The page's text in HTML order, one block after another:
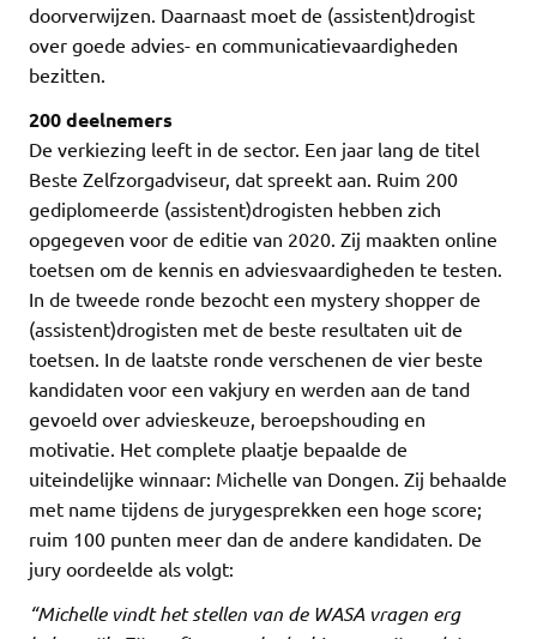
doorverwijzen. Daarnaast moet de (assistent)drogist
over goede advies- en communicatievaardigheden
bezitten.
200 deelnemers
De verkiezing leeft in de sector. Een jaar lang de titel
Beste Zelfzorgadviseur, dat spreekt aan. Ruim 200
gediplomeerde (assistent)drogisten hebben zich
opgegeven voor de editie van 2020. Zij maakten online
toetsen om de kennis en adviesvaardigheden te testen.
In de tweede ronde bezocht een mystery shopper de
(assistent)drogisten met de beste resultaten uit de
toetsen. In de laatste ronde verschenen de vier beste
kandidaten voor een vakjury en werden aan de tand
gevoeld over advieskeuze, beroepshouding en
motivatie. Het complete plaatje bepaalde de
uiteindelijke winnaar: Michelle van Dongen. Zij behaalde
met name tijdens de jurygesprekken een hoge score;
ruim 100 punten meer dan de andere kandidaten. De
jury oordeelde als volgt:
“Michelle vindt het stellen van de WASA vragen erg